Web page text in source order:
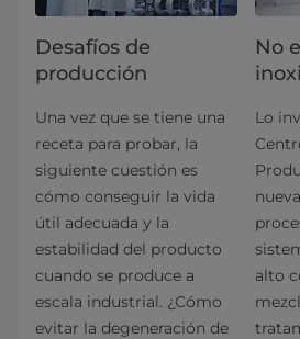
Desafíos de
producción
Una vez que se tiene una
receta para probar, la
siguiente cuestión es
cómo conseguir la vida
útil adecuada y la
estabilidad del producto
cuando se produce a
escala industrial. ¿Cómo
evitar la degeneración de
No
Lo
alto